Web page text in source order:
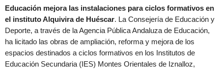
Educación mejora las instalaciones para ciclos formativos en
el instituto Alquivira de Huéscar. La Consejería de Educación y
Deporte, a través de la Agencia Pública Andaluza de Educación,
ha licitado las obras de ampliación, reforma y mejora de los
espacios destinados a ciclos formativos en los Institutos de
Educación Secundaria (IES) Montes Orientales de Iznalloz,